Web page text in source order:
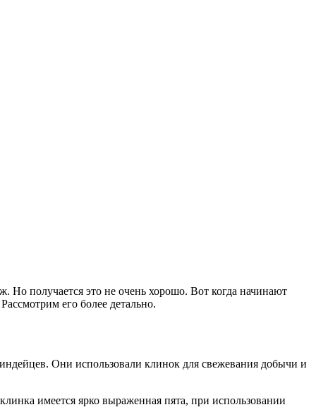
Но получается это не очень хорошо. Вот когда начинают
его более детально.
Они использовали клинок для свежевания добычи и
имеется ярко выраженная пята, при использовании